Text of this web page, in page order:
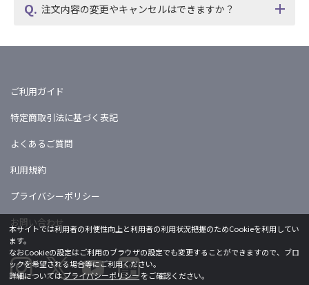
注文内容の変更やキャンセルはできますか？
ご利用ガイド
特定商取引法に基づく表記
よくあるご質問
利用規約
プライバシーポリシー
お問い合わせ
本サイトでは利用者の利便性向上と利用者の利用状況把握のためCookieを利用してい
ます。
なおCookieの設定はご利用のブラウザの設定でも変更することができますので、ブロ
ックを希望される場合等にご利用ください。
詳細についてはプライバシーポリシーをご確認ください。